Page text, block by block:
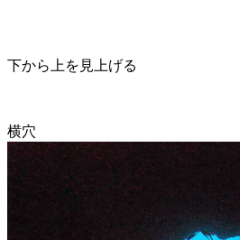
下から上を見上げる
横穴